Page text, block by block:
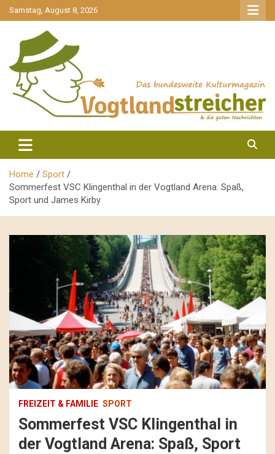
gehe
zum
Samstag, August 8, 2026
Vogtlandstreicher
Home
Sport
Sommerfest VSC Klingenthal in der Vogtland Arena: Spaß,
Sport und James Kirby
FREIZEIT & FAMILIE SPORT
Sommerfest VSC Klingenthal in
der Vogtland Arena: Spaß, Sport